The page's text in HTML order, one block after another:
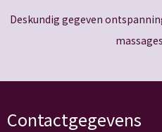
Deskundig gegeven
Contactgegevens